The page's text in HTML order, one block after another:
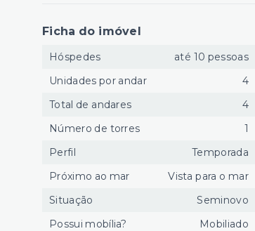
Ficha do imóvel
Hóspedes
até 10 pessoas
Unidades por andar
4
Total de andares
4
Número de torres
1
Perfil
Temporada
Próximo ao mar
Vista para o mar
Situação
Seminovo
Possui mobília?
Mobiliado